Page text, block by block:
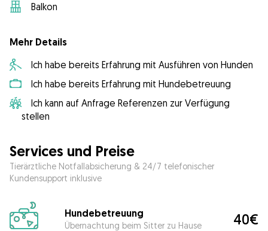
Balkon
Mehr Details
Ich habe bereits Erfahrung mit Ausführen von Hunden
Ich habe bereits Erfahrung mit Hundebetreuung
Ich kann auf Anfrage Referenzen zur Verfügung
stellen
Services und Preise
Tierärztliche Notfallabsicherung & 24/7 telefonischer
Kundensupport inklusive
Hundebetreuung
Übernachtung beim Sitter zu Hause 40€